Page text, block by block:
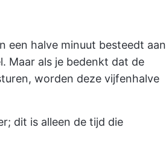
een halve minuut besteedt aan
Maar als je bedenkt dat de
worden deze vijfenhalve
dit is alleen de tijd die